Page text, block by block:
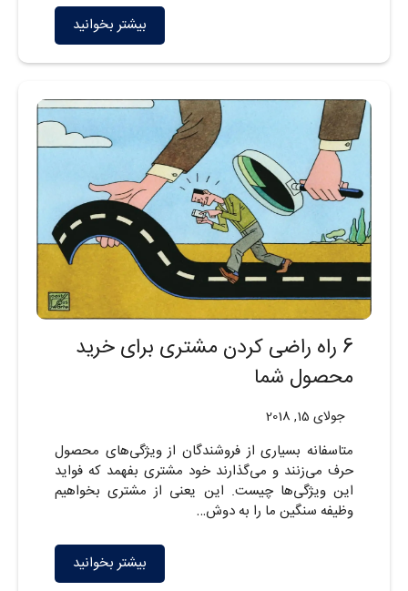
بیشتر بخوانید
6 راه راضی کردن مشتری برای خرید
محصول شما
جولای 15, 2018
متاسفانه بسیاری از فروشندگان از ویژگی‌های محصول
حرف می‌زنند و می‌گذارند خود مشتری بفهمد که فواید
این ویژگی‌ها چیست. این یعنی از مشتری بخواهیم
وظیفه سنگین ما را به دوش…
بیشتر بخوانید